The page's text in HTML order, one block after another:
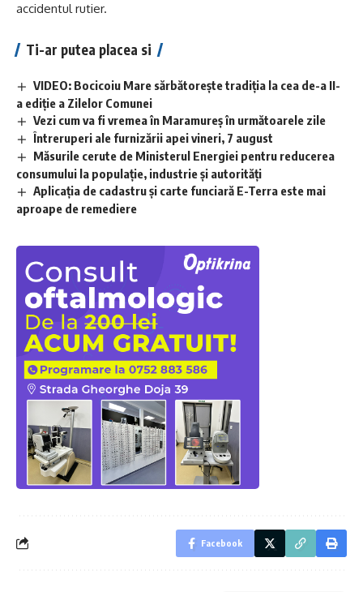
accidentul rutier.
Ti-ar putea placea si
VIDEO: Bocicoiu Mare sărbătorește tradiția la cea de-a II-
a ediție a Zilelor Comunei
Vezi cum va fi vremea în Maramureș în următoarele zile
Întreruperi ale furnizării apei vineri, 7 august
Măsurile cerute de Ministerul Energiei pentru reducerea
consumului la populație, industrie și autorități
Aplicaţia de cadastru şi carte funciară E-Terra este mai
aproape de remediere
Facebook